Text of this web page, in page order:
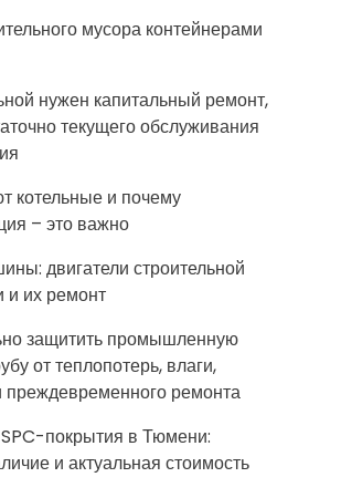
мусора контейнерами
нужен капитальный ремонт,
текущего обслуживания
котельные и почему
– это важно
двигатели строительной
и их ремонт
защитить промышленную
от теплопотерь, влаги,
преждевременного ремонта
покрытия в Тюмени:
и актуальная стоимость